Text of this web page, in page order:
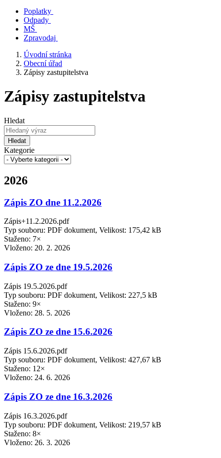
Poplatky
Odpady
MŠ
Zpravodaj
Úvodní stránka
Obecní úřad
Zápisy zastupitelstva
Zápisy zastupitelstva
Hledat
Hledat
Kategorie
2026
Zápis ZO dne 11.2.2026
Zápis+11.2.2026.pdf
Typ souboru: PDF dokument, Velikost: 175,42 kB
Staženo: 7×
Vloženo: 20. 2. 2026
Zápis ZO ze dne 19.5.2026
Zápis 19.5.2026.pdf
Typ souboru: PDF dokument, Velikost: 227,5 kB
Staženo: 9×
Vloženo: 28. 5. 2026
Zápis ZO ze dne 15.6.2026
Zápis 15.6.2026.pdf
Typ souboru: PDF dokument, Velikost: 427,67 kB
Staženo: 12×
Vloženo: 24. 6. 2026
Zápis ZO ze dne 16.3.2026
Zápis 16.3.2026.pdf
Typ souboru: PDF dokument, Velikost: 219,57 kB
Staženo: 8×
Vloženo: 26. 3. 2026